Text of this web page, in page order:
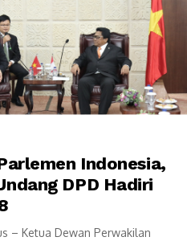
Indonesia,
DPD Hadiri
– Ketua Dewan Perwakilan